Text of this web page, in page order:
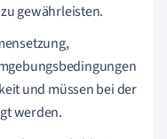
gewährleisten.
und müssen bei der
werden.